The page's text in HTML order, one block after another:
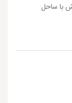
با ساحل